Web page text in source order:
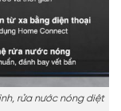
rửa nước nóng diệt